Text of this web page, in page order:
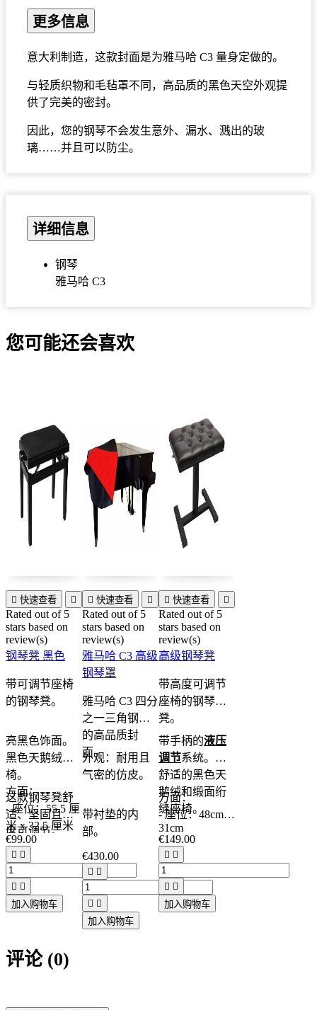
更多信息
意大利制造，这款封面是为雅马哈 C3 量身定做的。
与轻质织物和毛毡罩不同，高品质的黑色天空外观提
供了完美的密封。
因此，您的钢琴不会发生意外、漏水、溅出的玻
璃……并且可以防尘。
详细信息
钢琴
雅马哈 C3
您可能还会喜欢
 快速查看 
Rated out of 5
stars based on
review(s)
钢琴凳 黑色
带可调节座椅
的钢琴凳。
亮黑色饰面。
黑色天鹅绒座
椅。
方面：
- 座位：55.5 厘
米 x 32.5 厘米
- 高度：从 48
到 56 厘米
这款钢琴凳舒
适、坚固且高
度可调节。
性价比非常不
错。
也有白色和红
木（木材）可
供选择。
€99.00
 
 
加入购物车
 快速查看 
Rated out of 5
stars based on
review(s)
雅马哈 C3 高级
钢琴罩
雅马哈 C3 四分
之一三角钢琴
的高品质封
面。
外观：耐用且
气密的仿皮。
带衬垫的内
部。
€430.00
 
 
加入购物车
 快速查看 
Rated out of 5
stars based on
review(s)
高级钢琴凳
带高度可调节
座椅的钢琴
凳。
带手柄的液压
调节系统。
舒适的黑色天
鹅绒和缎面绗
缝座椅。
方面：
- 座位：48cm x
31cm
- 高度：从 49
到 56 厘米
€149.00
 
 
加入购物车
评论 (0)